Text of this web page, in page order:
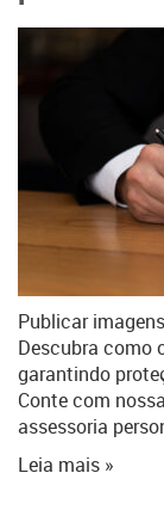
Publicar
Descubra como
garantindo
Conte com
assessoria
Leia mais »